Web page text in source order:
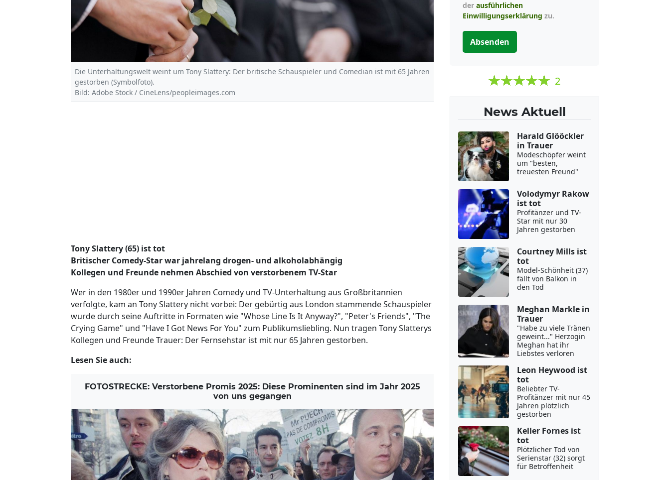
Die Unterhaltungswelt weint um Tony Slattery: Der britische Schauspieler und Comedian ist mit 65 Jahren
gestorben (Symbolfoto).
Bild: Adobe Stock / CineLens/peopleimages.com
Tony Slattery (65) ist tot
Britischer Comedy-Star war jahrelang drogen- und alkoholabhängig
Kollegen und Freunde nehmen Abschied von verstorbenem TV-Star
Wer in den 1980er und 1990er Jahren Comedy und TV-Unterhaltung aus Großbritannien
verfolgte, kam an Tony Slattery nicht vorbei: Der gebürtig aus London stammende Schauspieler
wurde durch seine Auftritte in Formaten wie "Whose Line Is It Anyway?", "Peter's Friends", "The
Crying Game" und "Have I Got News For You" zum Publikumsliebling. Nun tragen Tony Slatterys
Kollegen und Freunde Trauer: Der Fernsehstar ist mit nur 65 Jahren gestorben.
Lesen Sie auch:
FOTOSTRECKE: Verstorbene Promis 2025: Diese Prominenten sind im Jahr 2025
von uns gegangen
der ausführlichen
Einwilligungserklärung zu.
Absenden
2
News Aktuell
Harald Glööckler
in Trauer
Modeschöpfer weint
um "besten,
treuesten Freund"
Volodymyr Rakow
ist tot
Profitänzer und TV-
Star mit nur 30
Jahren gestorben
Courtney Mills ist
tot
Model-Schönheit (37)
fällt von Balkon in
den Tod
Meghan Markle in
Trauer
"Habe zu viele Tränen
geweint..." Herzogin
Meghan hat ihr
Liebstes verloren
Leon Heywood ist
tot
Beliebter TV-
Profitänzer mit nur 45
Jahren plötzlich
gestorben
Keller Fornes ist
tot
Plötzlicher Tod von
Serienstar (32) sorgt
für Betroffenheit